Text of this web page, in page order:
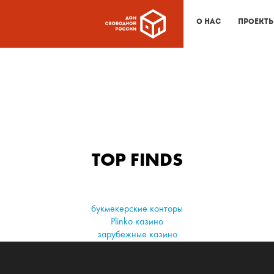
О нас
TOP FINDS
букмекерские конторы
Plinko казино
зарубежные казино